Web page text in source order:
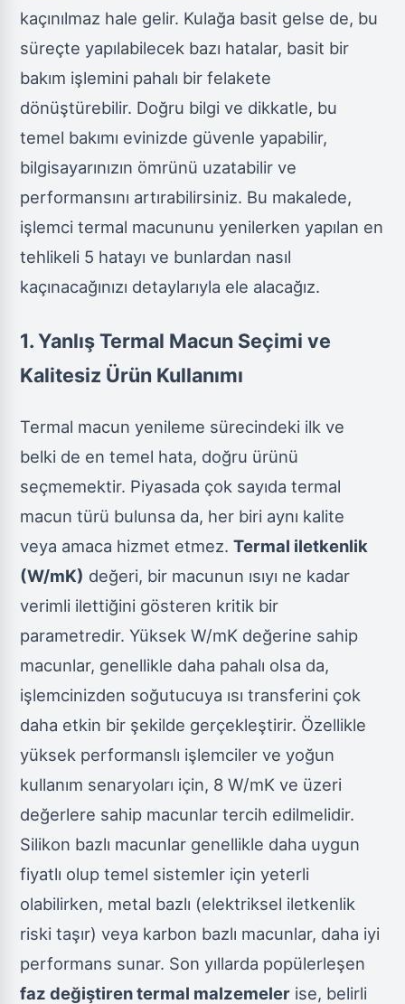
kaçınılmaz hale gelir. Kulağa basit gelse de, bu
süreçte yapılabilecek bazı hatalar, basit bir
bakım işlemini pahalı bir felakete
dönüştürebilir. Doğru bilgi ve dikkatle, bu
temel bakımı evinizde güvenle yapabilir,
bilgisayarınızın ömrünü uzatabilir ve
performansını artırabilirsiniz. Bu makalede,
işlemci termal macununu yenilerken yapılan en
tehlikeli 5 hatayı ve bunlardan nasıl
kaçınacağınızı detaylarıyla ele alacağız.
1. Yanlış Termal Macun Seçimi ve
Kalitesiz Ürün Kullanımı
Termal macun yenileme sürecindeki ilk ve
belki de en temel hata, doğru ürünü
seçmemektir. Piyasada çok sayıda termal
macun türü bulunsa da, her biri aynı kalite
veya amaca hizmet etmez.Termal iletkenlik
(W/mK) değeri, bir macunun ısıyı ne kadar
verimli ilettiğini gösteren kritik bir
parametredir. Yüksek W/mK değerine sahip
macunlar, genellikle daha pahalı olsa da,
işlemcinizden soğutucuya ısı transferini çok
daha etkin bir şekilde gerçekleştirir. Özellikle
yüksek performanslı işlemciler ve yoğun
kullanım senaryoları için, 8 W/mK ve üzeri
değerlere sahip macunlar tercih edilmelidir.
Silikon bazlı macunlar genellikle daha uygun
fiyatlı olup temel sistemler için yeterli
olabilirken, metal bazlı (elektriksel iletkenlik
riski taşır) veya karbon bazlı macunlar, daha iyi
performans sunar. Son yıllarda popülerleşen
faz değiştiren termal malzemeler ise, belirli